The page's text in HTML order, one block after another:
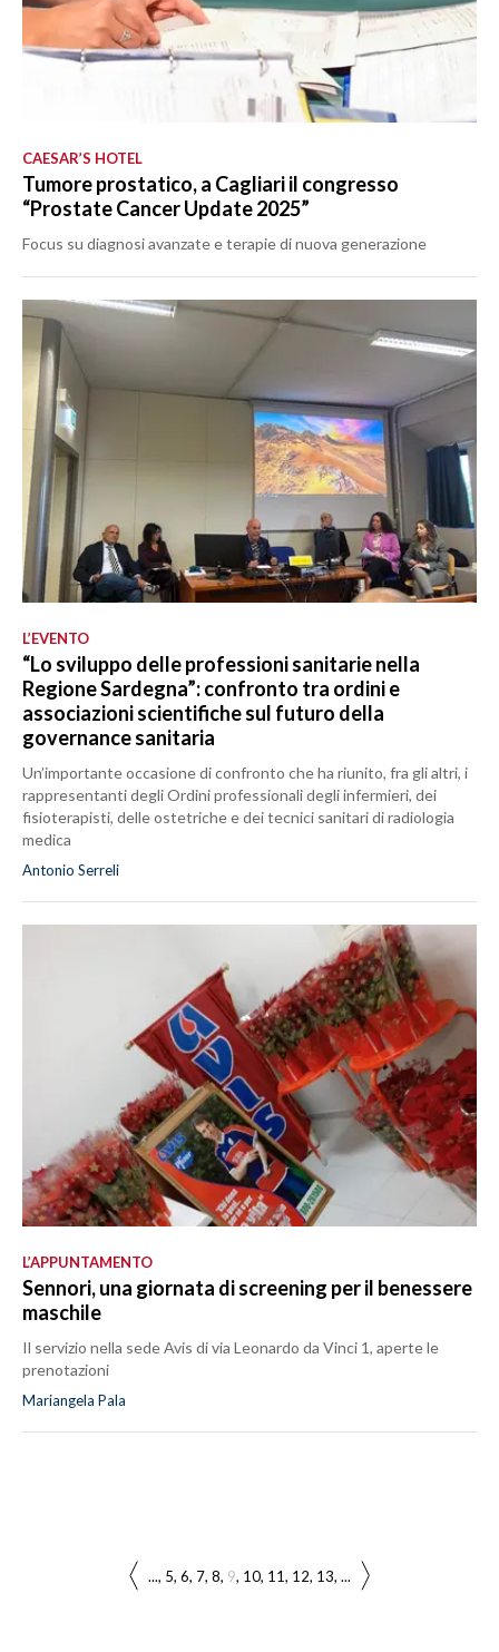
CAESAR’S HOTEL
Tumore prostatico, a Cagliari il congresso
“Prostate Cancer Update 2025”
Focus su diagnosi avanzate e terapie di nuova generazione
L’EVENTO
“Lo sviluppo delle professioni sanitarie nella
Regione Sardegna”: confronto tra ordini e
associazioni scientifiche sul futuro della
governance sanitaria
Un’importante occasione di confronto che ha riunito, fra gli altri, i
rappresentanti degli Ordini professionali degli infermieri, dei
fisioterapisti, delle ostetriche e dei tecnici sanitari di radiologia
medica
Antonio Serreli
L’APPUNTAMENTO
Sennori, una giornata di screening per il benessere
maschile
Il servizio nella sede Avis di via Leonardo da Vinci 1, aperte le
prenotazioni
Mariangela Pala
... 5 6 7 8 9 10 11 12 13 ...